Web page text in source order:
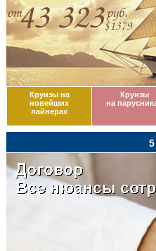
Круизы на
новейших
лайнерах
Круизы
на